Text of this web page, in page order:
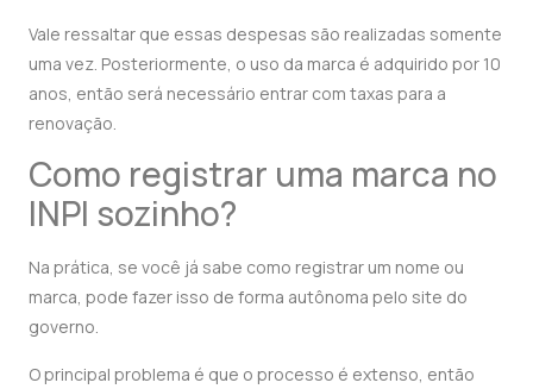
Vale ressaltar que essas despesas são realizadas somente
uma vez. Posteriormente, o uso da marca é adquirido por 10
anos, então será necessário entrar com taxas para a
renovação.
Como registrar uma marca no
INPI sozinho?
Na prática, se você já sabe como registrar um nome ou
marca, pode fazer isso de forma autônoma pelo site do
governo.
O principal problema é que o processo é extenso, então